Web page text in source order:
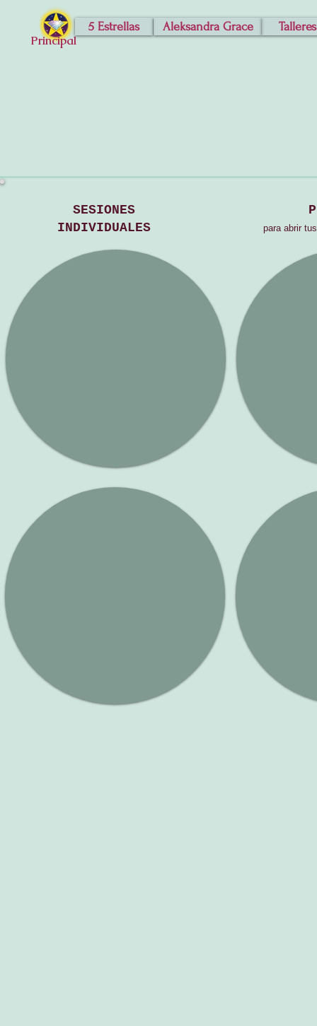
5 Estrellas
Principal
Aleksandra Grace Talleres
SESIONES
INDIVIDUALES
para abrir